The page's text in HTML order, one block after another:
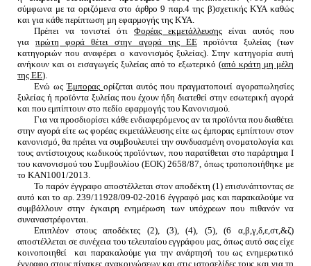
σύμφωνα με τα οριζόμενα στο άρθρο 9 παρ.4 της β)σχετικής ΚΥΑ καθώς
και για κάθε περίπτωση μη εφαρμογής της ΚΥΑ.
Πρέπει να τονιστεί ότι Φορέας εκμετάλλευσης είναι αυτός που
για
πρώτη φορά θέτει στην αγορά της ΕΕ
προϊόντα ξυλείας (των
κατηγοριών που αναφέρει ο κανονισμός ξυλείας). Στην κατηγορία αυτή
ανήκουν και οι εισαγωγείς ξυλείας από το εξωτερικό (από κράτη μη μέλη
της ΕΕ).
Ενώ ως Έμπορας ορίζεται αυτός που πραγματοποιεί αγοραπωλησίες
ξυλείας ή προϊόντα ξυλείας που έχουν ήδη διατεθεί στην εσωτερική αγορά
και που εμπίπτουν στο πεδίο εφαρμογής του Κανονισμού.
Για να προσδιορίσει κάθε ενδιαφερόμενος αν τα προϊόντα που διαθέτει
στην αγορά είτε ως φορέας εκμετάλλευσης είτε ως έμπορας εμπίπτουν στον
κανονισμό, θα πρέπει να συμβουλευτεί την συνδυασμένη ονοματολογία και
τους αντίστοιχους κωδικούς προϊόντων, που παρατίθεται στο παράρτημα Ι
του κανονισμού του Συμβουλίου (ΕΟΚ) 2658/87, όπως τροποποιήθηκε με
το ΚΑΝ1001/2013.
Το παρόν έγγραφο αποστέλλεται στον αποδέκτη (1) επισυνάπτοντας σε
αυτό και το αρ. 239/11928/09-02-2016 έγγραφό μας και παρακαλούμε να
συμβάλλουν στην έγκαιρη ενημέρωση των υπόχρεων που πιθανόν να
συναναστρέφονται.
Επιπλέον στους αποδέκτες (2), (3), (4), (5), (6 α,β,γ,δ,ε,στ,&ζ)
αποστέλλεται σε συνέχεια του τελευταίου εγγράφου μας, όπως αυτό σας είχε
κοινοποιηθεί
και παρακαλούμε για την ανάρτησή του ως ενημερωτικό
έγγραφο στους πίνακες ανακοινώσεων και στις ιστοσελίδες τους και για τη